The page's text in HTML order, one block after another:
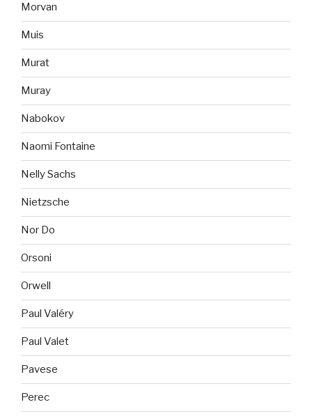
Morvan
Muis
Murat
Muray
Nabokov
Naomi Fontaine
Nelly Sachs
Nietzsche
Nor Do
Orsoni
Orwell
Paul Valéry
Paul Valet
Pavese
Perec